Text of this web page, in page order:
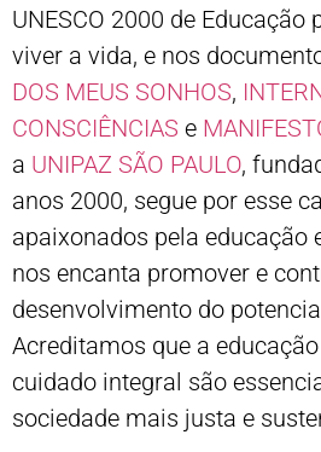
UNESCO 2000 de Educação
viver a vida, e nos
DOS MEUS SONHOS,
CONSCIÊNCIAS e
a UNIPAZ SÃO PAULO,
anos 2000, segue por esse
apaixonados pela educação
nos encanta promover e
desenvolvimento do
Acreditamos que a
cuidado integral são
sociedade mais justa e